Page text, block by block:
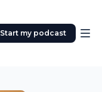
Start my podcast